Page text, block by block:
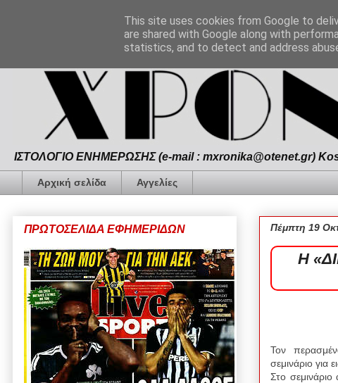
ΙΣΤΟΛΟΓΙΟ ΕΝΗΜΕΡΩΣΗΣ (e-mail : mxronika@otenet.gr)
Αρχική σελίδα Αγγελίες
Πέμπτη 19
Η
Τον
σεμινάριο για
Στο
ΠΡΩΤΟΣΕΛΙΔΑ ΕΦΗΜΕΡΙΔΩΝ
This site uses cookies from Google to
are shared with Google along with
statistics, and to detect and address